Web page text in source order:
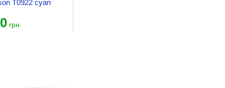
T0922 cyan
0грн.